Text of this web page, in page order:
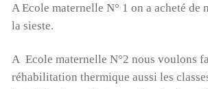
A Ecole maternelle N° 1 on a acheté de
la sieste.
A Ecole maternelle N°2 nous voulons
réhabilitation thermique aussi les